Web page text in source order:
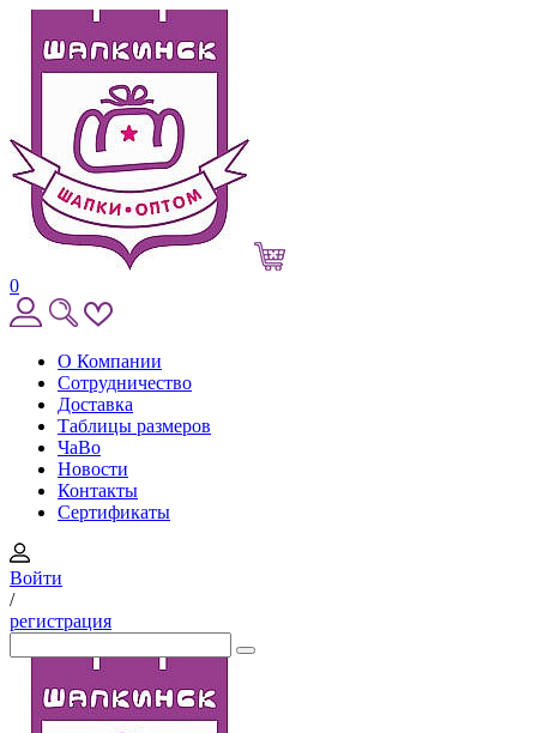
0
О Компании
Сотрудничество
Доставка
Таблицы размеров
ЧаВо
Новости
Контакты
Сертификаты
Войти
/
регистрация